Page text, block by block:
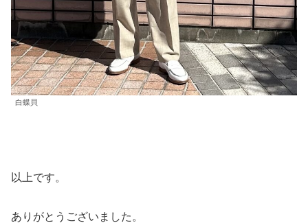
白蝶貝
以上です。
ありがとうございました。